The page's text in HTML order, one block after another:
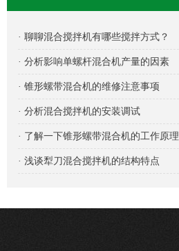
· 聊聊混合搅拌机有哪些搅拌方式？
· 分析影响单螺杆混合机产量的因素
· 锥形螺带混合机的维修注意事项
· 分析混合搅拌机的安装调试
· 了解一下锥形螺带混合机的工作原理
· 浅谈犁刀混合搅拌机的结构特点